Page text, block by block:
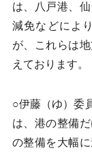
は、八戸港、
減免などによ
が、これらは
えております。
○伊藤（ゆ）委
は、港の整備
の整備を大幅